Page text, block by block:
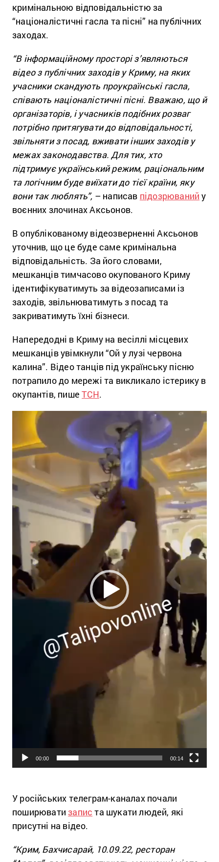
кримінальною відповідальністю за
“націоналістичні гасла та пісні” на публічних
заходах.
“В інформаційному просторі з’являються
відео з публічних заходів у Криму, на яких
учасники скандують проукраїнські гасла,
співають націоналістичні пісні. Вважаю, що й
організаторів, і учасників подібних розваг
потрібно притягувати до відповідальності,
звільняти з посад, вживати інших заходів у
межах законодавства. Для тих, хто
підтримує український режим, раціональним
та логічним буде виїхати до тієї країни, яку
вони так люблять”, – написав підозрюваний у
воєнних злочинах Аксьонов.
В опублікованому відеозверненні Аксьонов
уточнив, що це буде саме кримінальна
відповідальність. За його словами,
мешканців тимчасово окупованого Криму
ідентифікуватимуть за відеозаписами із
заходів, звільнюватимуть з посад та
закриватимуть їхні бізнеси.
Напередодні в Криму на весіллі місцевих
мешканців увімкнули “Ой у лузі червона
калина”. Відео танців під українську пісню
потрапило до мережі та викликало істерику в
окупантів, пишеТСН.
Відеопрогравач
00:00 00:14
У російських телеграм-каналах почали
поширюватизапис та шукати людей, які
присутні на відео.
“Крим, Бахчисарай, 10.09.22, ресторан